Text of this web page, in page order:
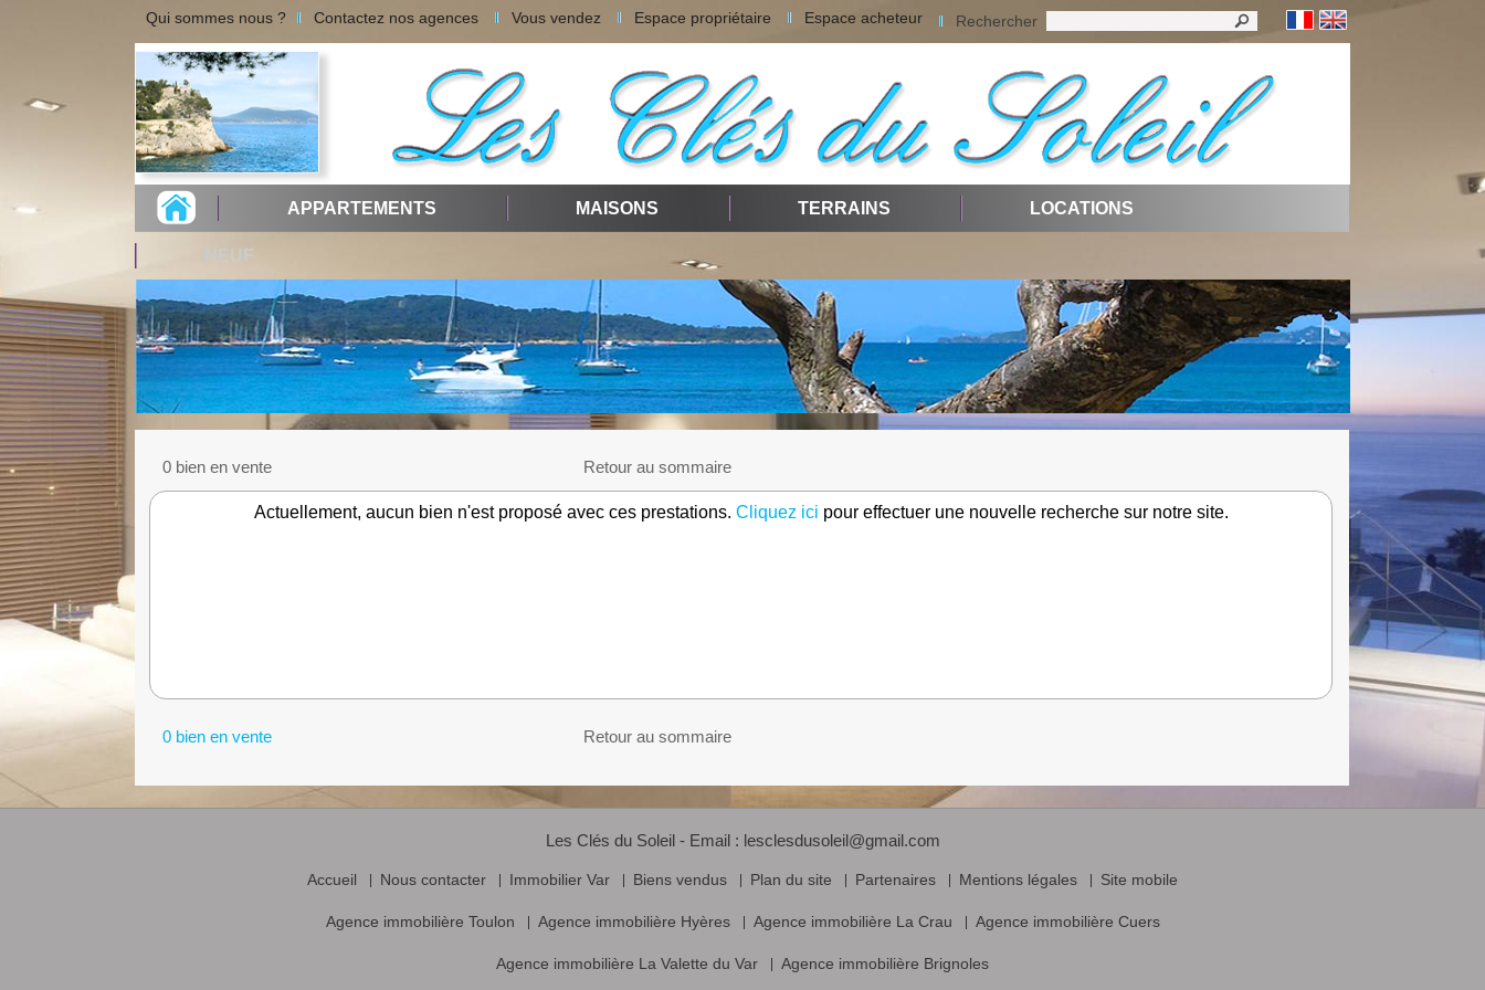
Qui sommes nous ? Contactez nos agences Vous vendez Espace propriétaire Espace acheteur Rechercher
APPARTEMENTS MAISONS TERRAINS LOCATIONS
NEUF
0 bien en vente Retour au sommaire
Actuellement, aucun bien n'est proposé avec ces prestations. Cliquez ici pour effectuer une nouvelle recherche sur notre site.
0 bien en vente Retour au sommaire
Les Clés du Soleil - Email : lesclesdusoleil@gmail.com
Accueil Nous contacter Immobilier Var Biens vendus Plan du site Partenaires Mentions légales Site mobile
Agence immobilière Toulon Agence immobilière Hyères Agence immobilière La Crau Agence immobilière Cuers
Agence immobilière La Valette du Var Agence immobilière Brignoles